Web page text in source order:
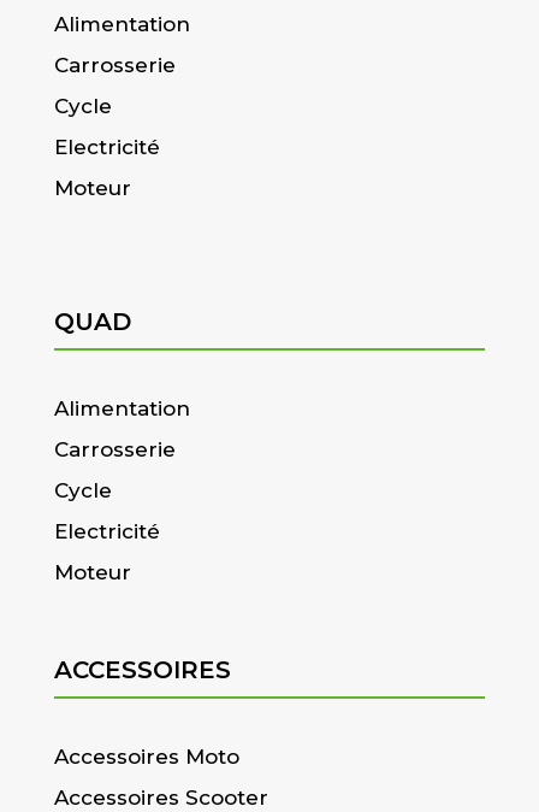
Alimentation
Carrosserie
Cycle
Electricité
Moteur
QUAD
Alimentation
Carrosserie
Cycle
Electricité
Moteur
ACCESSOIRES
Accessoires Moto
Accessoires Scooter